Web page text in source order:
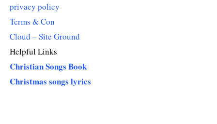
privacy policy
Terms & Con
Cloud – Site Ground
Helpful Links
Christian Songs Book
Christmas songs lyrics